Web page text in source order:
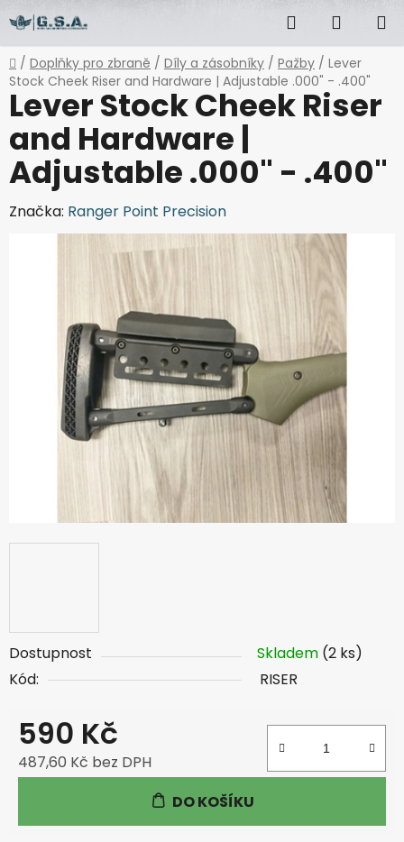
na
obsah
Hledat
KOŠÍK
Domů
/ Doplňky pro zbraně / Díly a zásobníky / Pažby / Lever
Stock Cheek Riser and Hardware | Adjustable .000" - .400"
Dostupnost Skladem (2 ks)
Kód:
RISER
590 Kč
487,60 Kč bez DPH
DO KOŠÍKU
Lever Stock Cheek Riser
and Hardware |
Adjustable .000" - .400"
Značka: Ranger Point Precision